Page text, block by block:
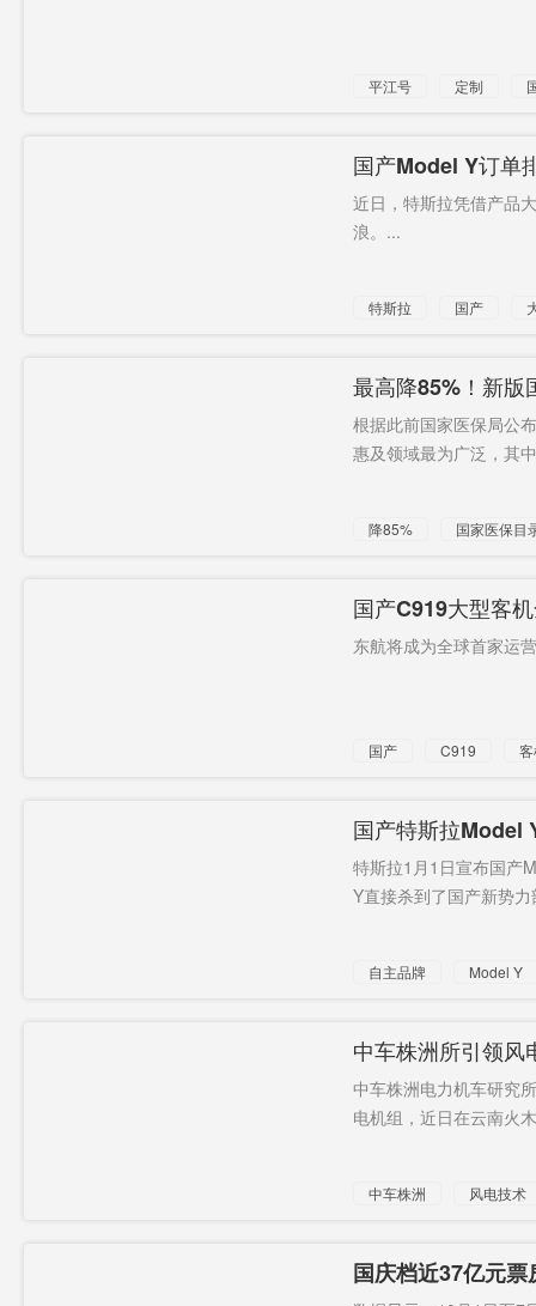
平江号 定制
国产Model Y订单
近日，特斯拉凭借产品
浪。...
特斯拉 国产
最高降85%！新版
根据此前国家医保局公
惠及领域最为广泛，其
降85% 国家医保目
国产C919大型客
东航将成为全球首家运
国产 C919
国产特斯拉Model
特斯拉1月1日宣布国产
Y直接杀到了国产新势
自主品牌 Model Y
中车株洲所引领风
网
中车株洲电力机车研究
电机组，近日在云南火
中车株洲
风电技术
国庆档近37亿元
99.7%